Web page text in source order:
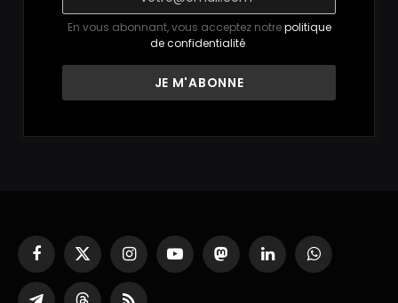
En vous abonnant, vous acceptez notrepolitique
de confidentialité.
Facebook
X
(Twitter)
InstagramYouTubeMastodonLinkedInWhatsApp